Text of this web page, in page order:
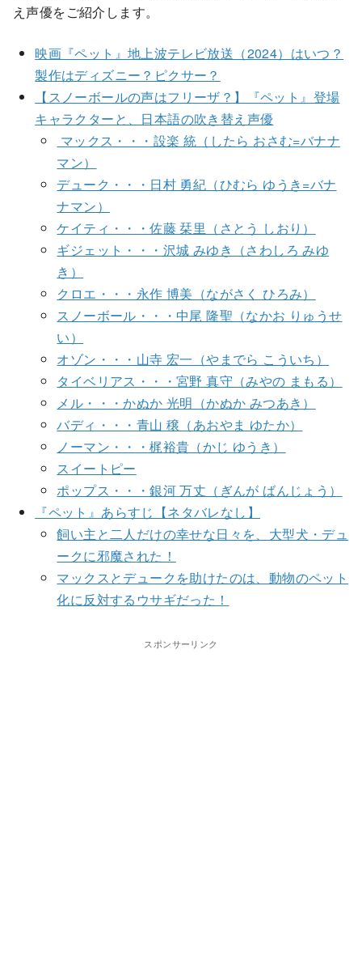
え声優をご紹介します。
映画『ペット』地上波テレビ放送（2024）はいつ？
製作はディズニー？ピクサー？
【スノーボールの声はフリーザ？】『ペット』登場
キャラクターと、日本語の吹き替え声優
マックス・・・設楽 統（したら おさむ=バナナ
マン）
デューク・・・日村 勇紀（ひむら ゆうき=バナ
ナマン）
ケイティ・・・佐藤 栞里（さとう しおり）
ギジェット・・・沢城 みゆき（さわしろ みゆ
き）
クロエ・・・永作 博美（ながさく ひろみ）
スノーボール・・・中尾 隆聖（なかお りゅうせ
い）
オゾン・・・山寺 宏一（やまでら こういち）
タイベリアス・・・宮野 真守（みやの まもる）
メル・・・かぬか 光明（かぬか みつあき）
バディ・・・青山 穣（あおやま ゆたか）
ノーマン・・・梶裕貴（かじ ゆうき）
スイートピー
ポップス・・・銀河 万丈（ぎんが ばんじょう）
『ペット』あらすじ【ネタバレなし】
飼い主と二人だけの幸せな日々を、大型犬・デュ
ークに邪魔された！
マックスとデュークを助けたのは、動物のペット
化に反対するウサギだった！
スポンサーリンク